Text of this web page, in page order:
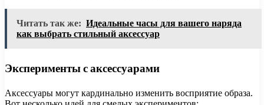
Читать так же: Идеальные часы для вашего наряда
как выбрать стильный аксессуар
Эксперименты с аксессуарами
Аксессуары могут кардинально изменить восприятие образа.